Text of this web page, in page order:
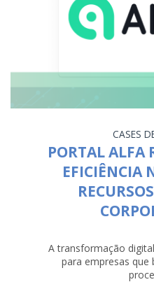
CASES
PORTAL ALFA
EFICIÊNCIA
A transformação
para empresas que